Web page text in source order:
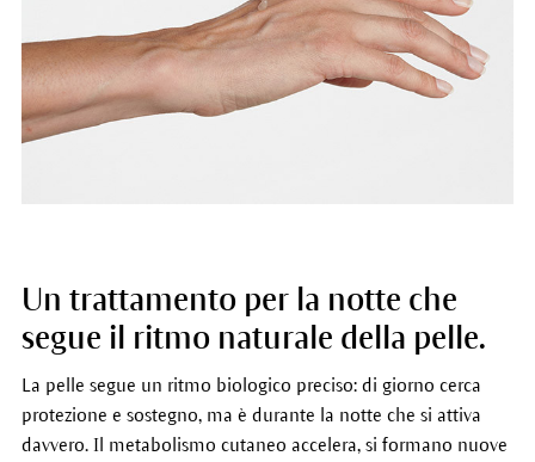
Un trattamento per la notte che
segue il ritmo naturale della pelle.
La pelle segue un ritmo biologico preciso: di giorno cerca
protezione e sostegno, ma è durante la notte che si attiva
davvero. Il metabolismo cutaneo accelera, si formano nuove